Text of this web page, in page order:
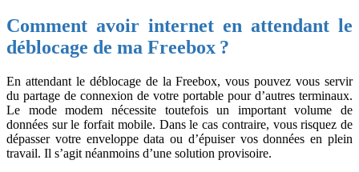
Comment avoir internet en attendant le
déblocage de ma Freebox ?
En attendant le déblocage de la Freebox, vous pouvez vous servir
du partage de connexion de votre portable pour d’autres terminaux.
Le mode modem nécessite toutefois un important volume de
données sur le forfait mobile. Dans le cas contraire, vous risquez de
dépasser votre enveloppe data ou d’épuiser vos données en plein
travail. Il s’agit néanmoins d’une solution provisoire.